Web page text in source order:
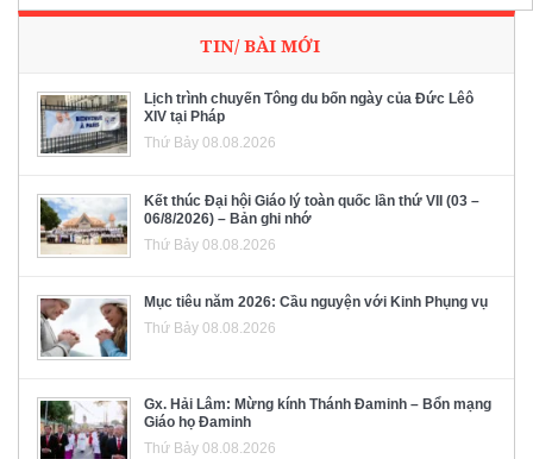
TIN/ BÀI MỚI
Lịch trình chuyến Tông du bốn ngày của Đức Lêô
XIV tại Pháp
Thứ Bảy 08.08.2026
Kết thúc Đại hội Giáo lý toàn quốc lần thứ VII (03 –
06/8/2026) – Bản ghi nhớ
Thứ Bảy 08.08.2026
Mục tiêu năm 2026: Cầu nguyện với Kinh Phụng vụ
Thứ Bảy 08.08.2026
Gx. Hải Lâm: Mừng kính Thánh Đaminh – Bổn mạng
Giáo họ Đaminh
Thứ Bảy 08.08.2026